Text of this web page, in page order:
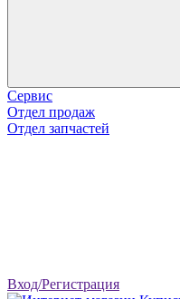
Сервис
Отдел продаж
Отдел запчастей
Вход/Регистрация